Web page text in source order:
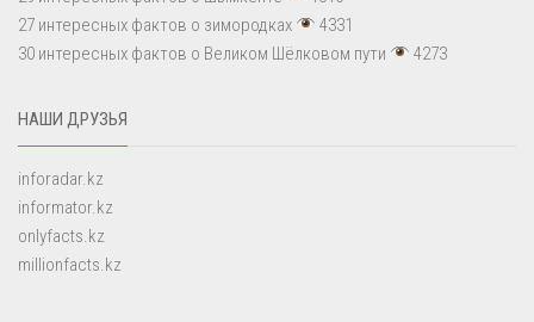
27 интересных фактов о зимородках
4331
30 интересных фактов о Великом Шёлковом пути
4273
НАШИ ДРУЗЬЯ
inforadar.kz
informator.kz
onlyfacts.kz
millionfacts.kz